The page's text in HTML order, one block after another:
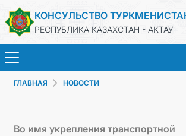
КОНСУЛЬСТВО
РЕСПУБЛИКА КАЗАХСТАН - АКТАУ
ГЛАВНАЯ НОВОСТИ
Во имя укрепления транспортной